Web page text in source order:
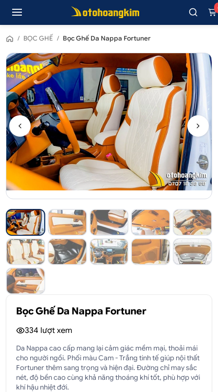
/ BỌC GHẾ / Bọc Ghế Da Nappa Fortuner
Bọc Ghế Da Nappa Fortuner
334 lượt xem
Da Nappa cao cấp mang lại cảm giác mềm mại, thoải mái
cho người ngồi. Phối màu Cam - Trắng tinh tế giúp nội thất
Fortuner thêm sang trọng và hiện đại. Đường chỉ may sắc
nét, độ bền cao cùng khả năng thoáng khí tốt, phù hợp với
khí hậu nhiệt đới.